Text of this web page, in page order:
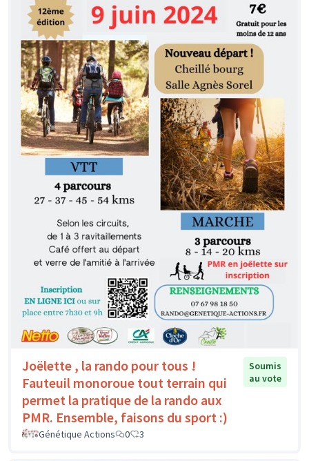
Joëlette , la rando pour tous !
Fauteuil monoroue tout terrain qui
permet la pratique de la rando aux
PMR. Ensemble, faisons du sport :)
Soumis
au vote
Génétique Actions 0 3